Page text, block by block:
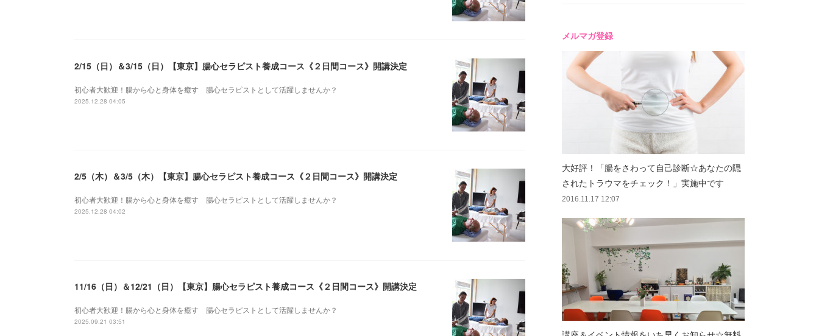
2/15（日）＆3/15（日）【東京】腸心セラピスト養成コース《２日間コース》開講決定
初心者大歓迎！腸から心と身体を癒す 腸心セラピストとして活躍しませんか？
2025.12.28 04:05
2/5（木）＆3/5（木）【東京】腸心セラピスト養成コース《２日間コース》開講決定
初心者大歓迎！腸から心と身体を癒す 腸心セラピストとして活躍しませんか？
2025.12.28 04:02
11/16（日）＆12/21（日）【東京】腸心セラピスト養成コース《２日間コース》開講決定
初心者大歓迎！腸から心と身体を癒す 腸心セラピストとして活躍しませんか？
2025.09.21 03:51
メルマガ登録
大好評！「腸をさわって自己診断☆あなたの隠
されたトラウマをチェック！」実施中です
2016.11.17 12:07